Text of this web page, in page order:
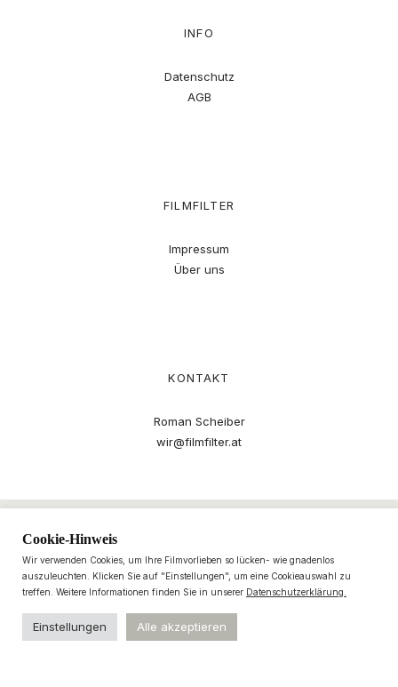
INFO
Datenschutz
AGB
FILMFILTER
Impressum
Über uns
KONTAKT
Roman Scheiber
wir@filmfilter.at
Cookie-Hinweis
Wir verwenden Cookies, um Ihre Filmvorlieben so lücken- wie gnadenlos
auszuleuchten. Klicken Sie auf "Einstellungen", um eine Cookieauswahl zu
treffen. Weitere Informationen finden Sie in unserer Datenschutzerklärung.
Einstellungen Alle akzeptieren